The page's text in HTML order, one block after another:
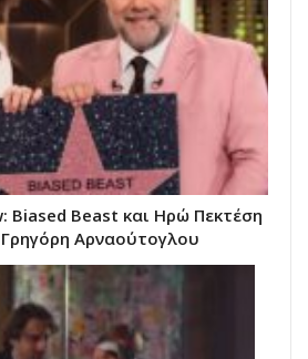
Biased Beast και Ηρώ Πεκτέση
Αρναούτογλου